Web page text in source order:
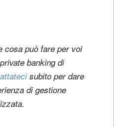
cosa può fare per voi
banking di
subito per dare
di gestione